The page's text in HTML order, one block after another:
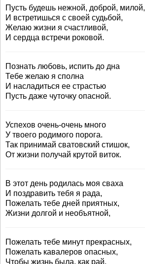
Пусть будешь нежной, доброй, милой,
И встретишься с своей судьбой,
Желаю жизни я счастливой,
И сердца встречи роковой.
Познать любовь, испить до дна
Тебе желаю я сполна
И насладиться ее страстью
Пусть даже чуточку опасной.
Успехов очень-очень много
У твоего родимого порога.
Так принимай сватовский стишок,
От жизни получай крутой виток.
В этот день родилась моя сваха
И поздравить тебя я рада,
Пожелать тебе дней приятных,
Жизни долгой и необъятной,
Пожелать тебе минут прекрасных,
Пожелать кавалеров опасных,
Чтобы жизнь была, как рай,